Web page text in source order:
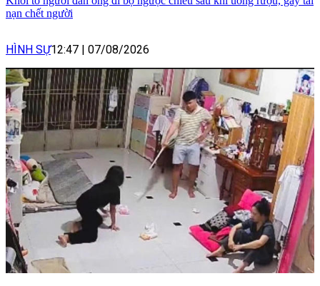
nạn chết người
HÌNH SỰ12:47 | 07/08/2026